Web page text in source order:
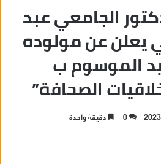
الجامعي عبد
يعلن عن مولوده
الموسوم ب
الصحافة”
0 دقيقة واحدة